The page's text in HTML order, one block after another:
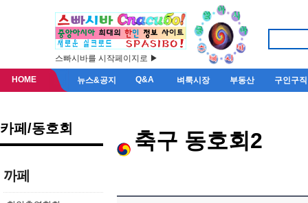
스빠시바를 시작페이지로 ▶
HOME 뉴스&공지 Q&A 벼룩시장 부동산 구인구직
카페/동호회
까페
축구 동호회2